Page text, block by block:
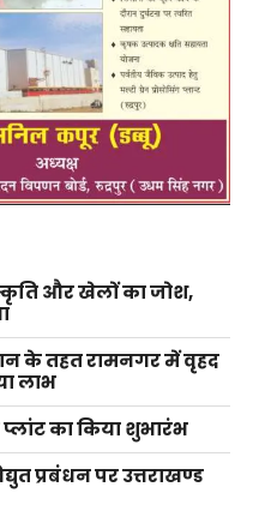
और खेलों का जोश,
के तहत रामनगर में वृहद
लाभ
का किया शुभारंभ
प्रबंधन पर उत्तराखण्ड